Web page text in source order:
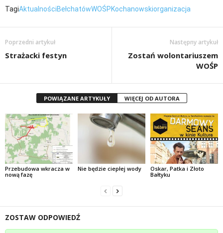
TagiAktualnościBełchatówWOŚPKochanowskiorganizacja
Poprzedni artykuł
Strażacki festyn
Następny artykuł
Zostań wolontariuszem
WOŚP
POWIĄZANE ARTYKUŁY WIĘCEJ OD AUTORA
Przebudowa wkracza w
nową fazę
Nie będzie ciepłej wody
Oskar, Patka i Złoto
Bałtyku
ZOSTAW ODPOWIEDŹ